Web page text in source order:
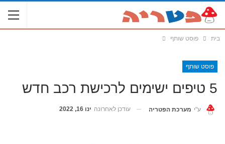
בית פוסט שותף
פוסט שותף
5 טיפים ישימים לרכישת רכב חדש
ע"י מערכת הפטריה עודכן לאחרונה ינו 16, 2022